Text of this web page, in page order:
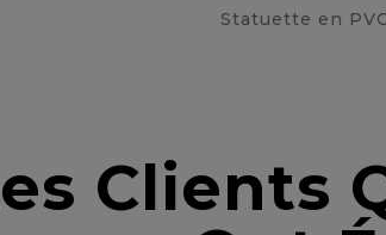
Statuette en
Clients